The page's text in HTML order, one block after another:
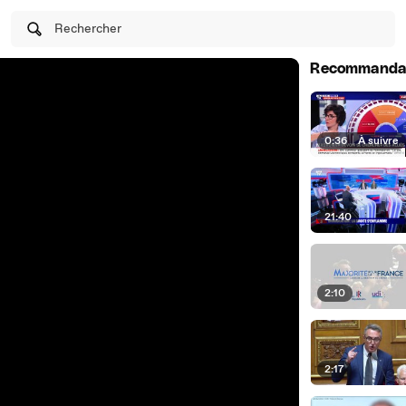
Rechercher
0:36 | À suivre
21:40
2:10
2:17